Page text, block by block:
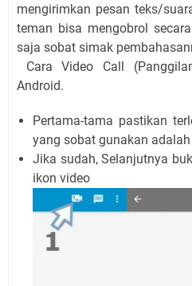
mengirimkan pesan teks/
teman bisa mengobrol
saja sobat simak
Cara Video Call
Android.
Pertama-tama pastikan
yang sobat gunakan
Jika sudah, Selanjutnya
ikon video